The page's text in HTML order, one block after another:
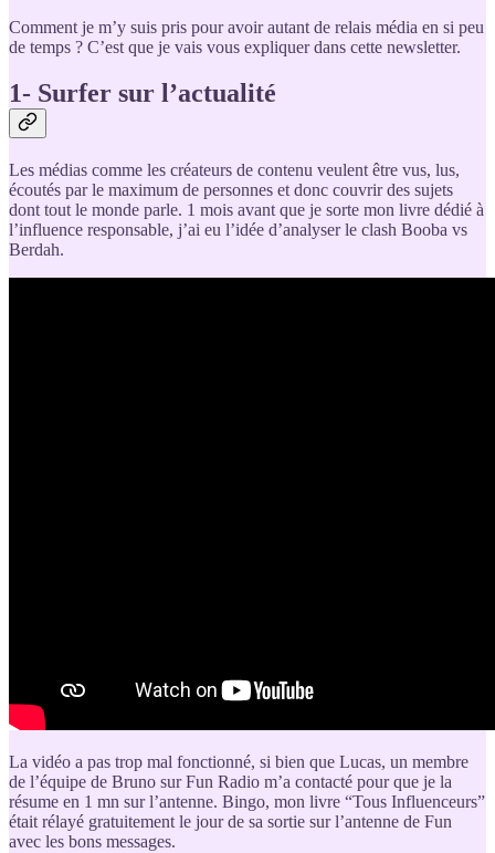
Comment je m’y suis pris pour avoir autant de relais média en si peu
de temps ? C’est que je vais vous expliquer dans cette newsletter.
1- Surfer sur l’actualité
Les médias comme les créateurs de contenu veulent être vus, lus,
écoutés par le maximum de personnes et donc couvrir des sujets
dont tout le monde parle. 1 mois avant que je sorte mon livre dédié à
l’influence responsable, j’ai eu l’idée d’analyser le clash Booba vs
Berdah.
La vidéo a pas trop mal fonctionné, si bien que Lucas, un membre
de l’équipe de Bruno sur Fun Radio m’a contacté pour que je la
résume en 1 mn sur l’antenne. Bingo, mon livre “Tous Influenceurs”
était rélayé gratuitement le jour de sa sortie sur l’antenne de Fun
avec les bons messages.